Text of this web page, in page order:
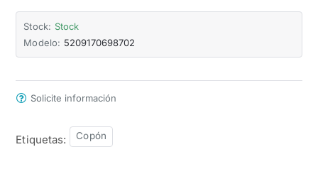
Stock: Stock
Modelo: 5209170698702
Solicite información
Etiquetas: Copón